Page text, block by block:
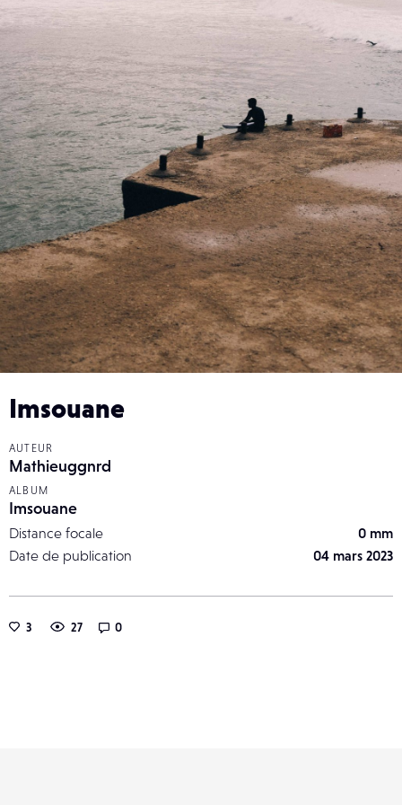
Imsouane
AUTEUR
Mathieuggnrd
ALBUM
Imsouane
Distance focale
0 mm
Date de publication
04 mars 2023
3 27 0